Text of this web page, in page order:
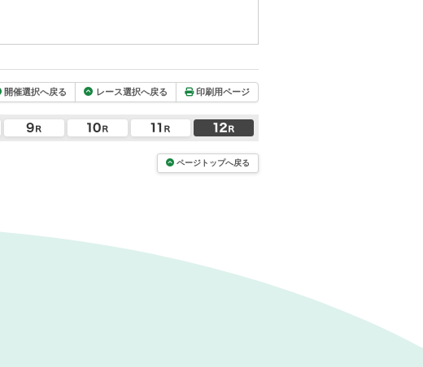
開催選択へ戻る レース選択へ戻る 印刷用ページ
ページトップへ戻る